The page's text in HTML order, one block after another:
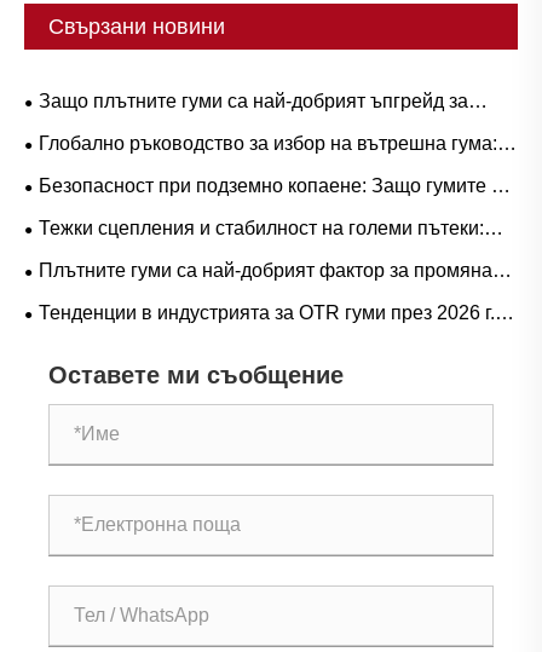
Свързани новини
Защо плътните гуми са най-добрият ъпгрейд за
тежки работни процеси?
Глобално ръководство за избор на вътрешна гума:
Популярни размери и базирани на сценарии
Безопасност при подземно копаене: Защо гумите от
серия L-5S са от решаващо значение за елиминиране
Тежки сцепления и стабилност на големи пътеки:
Тенденции в търсенето на гумени гуми за ричтрак и
Плътните гуми са най-добрият фактор за промяна
на играта при тежки операции?
Тенденции в индустрията за OTR гуми през 2026 г.:
Оставете ми съобщение